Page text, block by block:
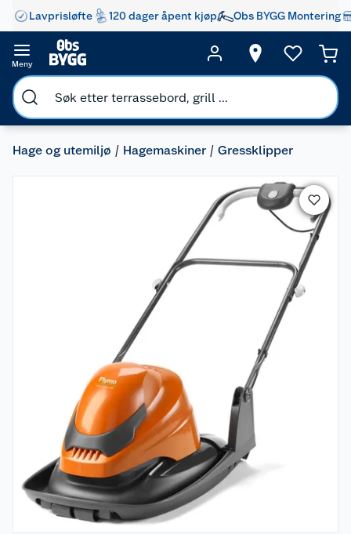
Lavprisløfte 120 dager åpent kjøp Obs BYGG Montering
Meny
Hage og utemiljø Hagemaskiner Gressklipper